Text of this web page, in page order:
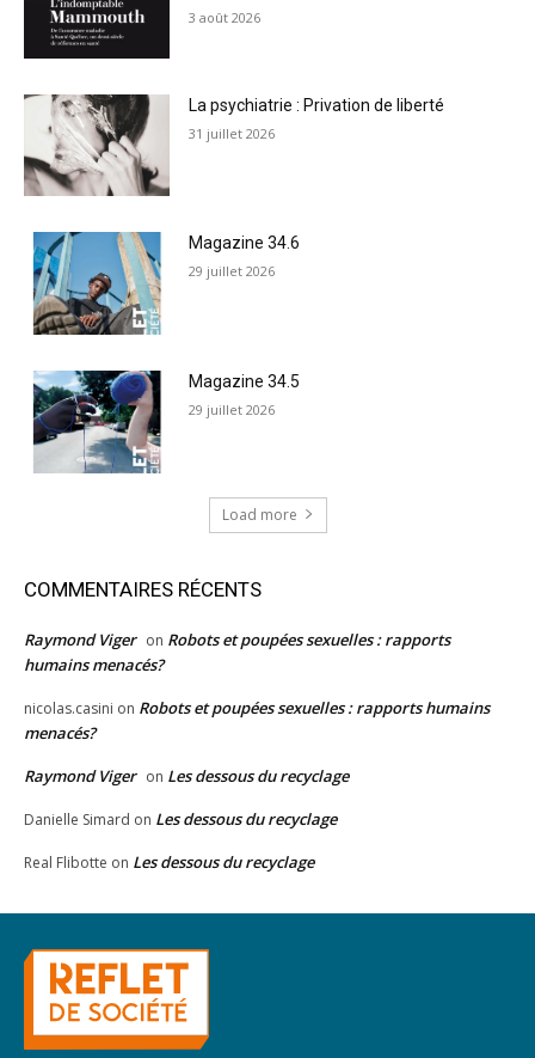
3 août 2026
La psychiatrie : Privation de liberté
31 juillet 2026
Magazine 34.6
29 juillet 2026
Magazine 34.5
29 juillet 2026
Load more
COMMENTAIRES RÉCENTS
Raymond Viger on Robots et poupées sexuelles : rapports
humains menacés?
nicolas.casini on Robots et poupées sexuelles : rapports humains
menacés?
Raymond Viger on Les dessous du recyclage
Danielle Simard on Les dessous du recyclage
Real Flibotte on Les dessous du recyclage